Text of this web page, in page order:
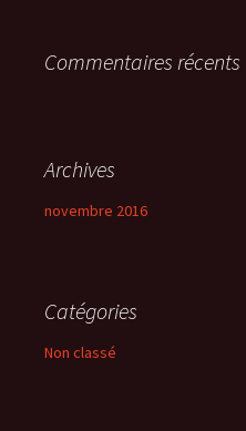
:Commentaires récents
Archives
novembre 2016
Catégories
Non classé